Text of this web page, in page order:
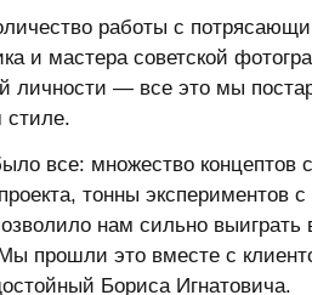
работы с
и мастера советской
личности — все это мы
стиле.
все: множество концептов
тонны экспериментов
нам сильно выиграть
прошли это вместе с
Бориса Игнатовича.